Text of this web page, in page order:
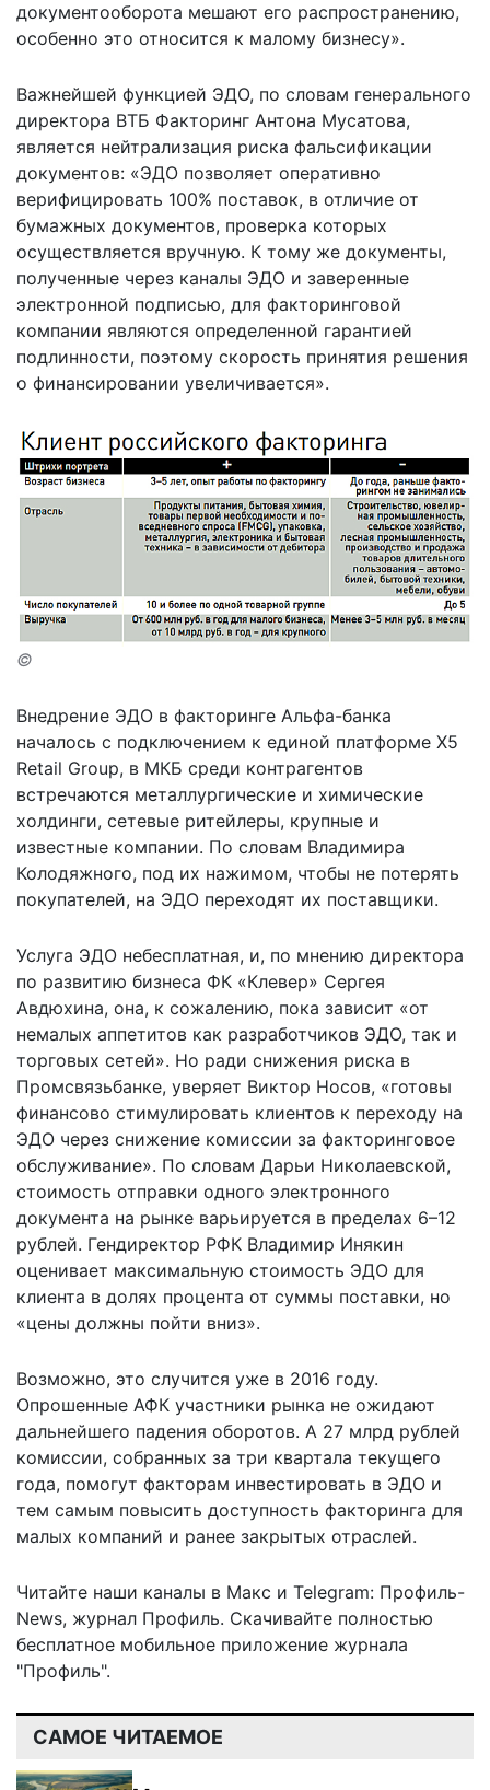
документооборота мешают его распространению,
особенно это относится к малому бизнесу».
Важнейшей функцией ЭДО, по словам генерального
директора ВТБ Факторинг Антона Мусатова,
является нейтрализация риска фальсификации
документов: «ЭДО позволяет оперативно
верифицировать 100% поставок, в отличие от
бумажных документов, проверка которых
осуществляется вручную. К тому же документы,
полученные через каналы ЭДО и заверенные
электронной подписью, для факторинговой
компании являются определенной гарантией
подлинности, поэтому скорость принятия решения
о финансировании увеличивается».
©
Внедрение ЭДО в факторинге Альфа-банка
началось с подключением к единой платформе X5
Retail Group, в МКБ среди контрагентов
встречаются металлургические и химические
холдинги, сетевые ритейлеры, крупные и
известные компании. По словам Владимира
Колодяжного, под их нажимом, чтобы не потерять
покупателей, на ЭДО переходят их поставщики.
Услуга ЭДО небесплатная, и, по мнению директора
по развитию бизнеса ФК «Клевер» Сергея
Авдюхина, она, к сожалению, пока зависит «от
немалых аппетитов как разработчиков ЭДО, так и
торговых сетей». Но ради снижения риска в
Промсвязьбанке, уверяет Виктор Носов, «готовы
финансово стимулировать клиентов к переходу на
ЭДО через снижение комиссии за факторинговое
обслуживание». По словам Дарьи Николаевской,
стоимость отправки одного электронного
документа на рынке варьируется в пределах 6–12
рублей. Гендиректор РФК Владимир Инякин
оценивает максимальную стоимость ЭДО для
клиента в долях процента от суммы поставки, но
«цены должны пойти вниз».
Возможно, это случится уже в 2016 году.
Опрошенные АФК участники рынка не ожидают
дальнейшего падения оборотов. А 27 млрд рублей
комиссии, собранных за три квартала текущего
года, помогут факторам инвестировать в ЭДО и
тем самым повысить доступность факторинга для
малых компаний и ранее закрытых отраслей.
Читайте наши каналы в Макс и Telegram: Профиль-
News, журнал Профиль. Скачивайте полностью
бесплатное мобильное приложение журнала
"Профиль".
САМОЕ ЧИТАЕМОЕ